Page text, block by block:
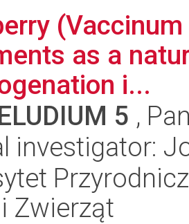
as a
i...
5 ,
investigator:
Zwierząt